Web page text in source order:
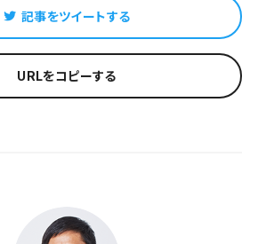
記事をツイートする
URLをコピーする